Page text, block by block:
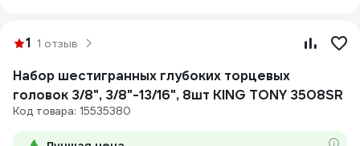
1 1 отзыв
Набор шестигранных глубоких торцевых
головок 3/8", 3/8"-13/16", 8шт KING TONY 3508SR
Код товара: 15535380